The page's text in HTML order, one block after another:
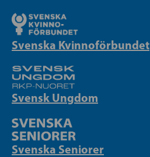
Svenska Kvinnoförbundet
Svensk Ungdom
Svenska Seniorer